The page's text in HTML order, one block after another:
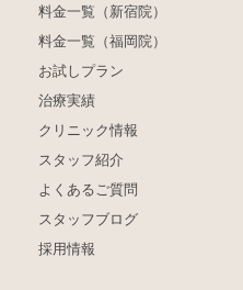
料金一覧（新宿院）
料金一覧（福岡院）
お試しプラン
治療実績
クリニック情報
スタッフ紹介
よくあるご質問
スタッフブログ
採用情報